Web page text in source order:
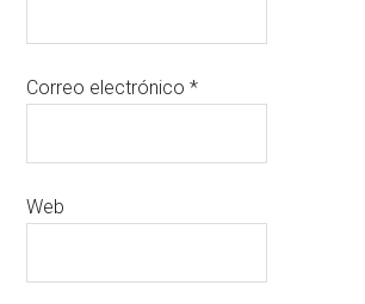
Correo electrónico*
Web